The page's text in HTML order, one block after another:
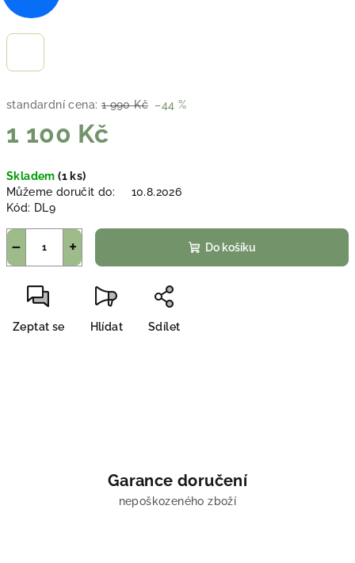
standardní cena: 1 990 Kč –44 %
1 100 Kč
cena:
Skladem(1 ks)
Můžeme doručit do:
10.8.2026
Kód: DL9
+
− Do košíku
Zeptat se Hlídat Sdílet
Garance doručení
nepoškozeného zboží